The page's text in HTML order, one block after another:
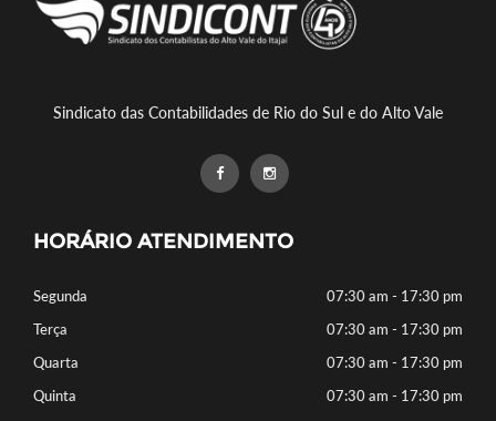
Sindicato das Contabilidades de Rio do Sul e do Alto Vale
HORÁRIO ATENDIMENTO
Segunda
07:30 am - 17:30 pm
Terça
07:30 am - 17:30 pm
Quarta
07:30 am - 17:30 pm
Quinta
07:30 am - 17:30 pm